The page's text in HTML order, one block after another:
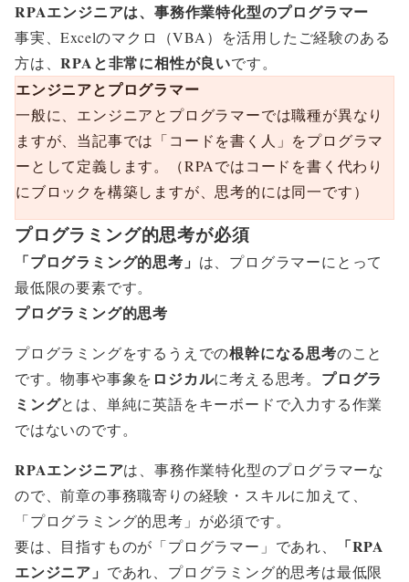
RPAエンジニアは、事務作業特化型のプログラマー
事実、Excelのマクロ（VBA）を活用したご経験のある
方は、RPAと非常に相性が良いです。
エンジニアとプログラマー
一般に、エンジニアとプログラマーでは職種が異なり
ますが、当記事では「コードを書く人」をプログラマ
ーとして定義します。（RPAではコードを書く代わり
にブロックを構築しますが、思考的には同一です）
プログラミング的思考が必須
「プログラミング的思考」 は、プログラマーにとって
最低限の要素です。
プログラミング的思考
プログラミングをするうえでの根幹になる思考のこと
です。物事や事象を ロジカルに考える思考。 プログラ
ミングとは、単純に英語をキーボードで入力する作業
ではないのです。
RPAエンジニアは、事務作業特化型のプログラマーな
ので、前章の事務職寄りの経験・スキルに加えて、
「プログラミング的思考」が必須です。
要は、目指すものが「プログラマー」であれ、
「RPA
エンジニア」 であれ、プログラミング的思考は最低限